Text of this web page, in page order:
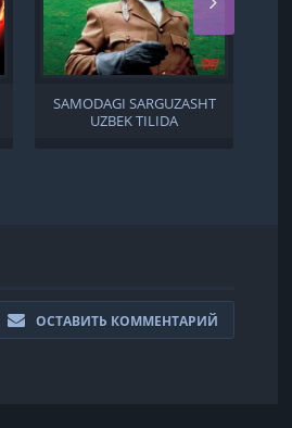
SAMODAGI SARGUZASHT
UZBEK TILIDA
ОСТАВИТЬ КОММЕНТАРИЙ